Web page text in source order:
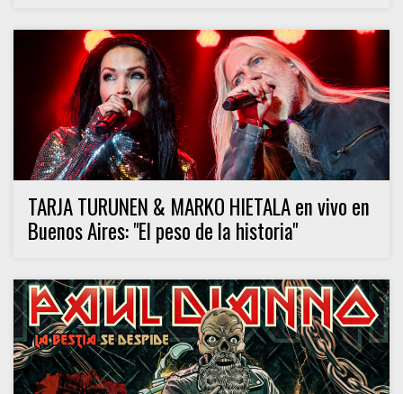
TARJA TURUNEN & MARKO HIETALA en vivo en
Buenos Aires: "El peso de la historia"